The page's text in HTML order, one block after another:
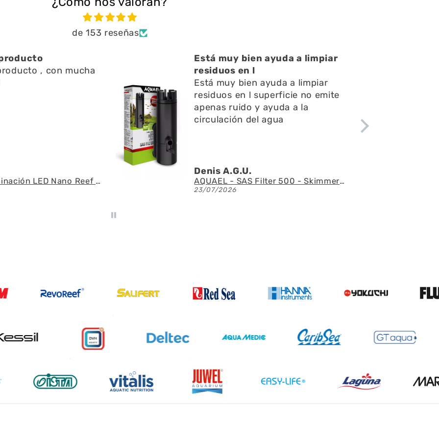
de 153 reseñas
ayuda a limpiar
l
ayuda a limpiar
AQUAEL - SAS Filter 500 - Skimmer de superficie
Una atención muy buena
Una atención muy buena,amables
y respondieron rápido todas mis
preguntas y consultas,el envío
fue rápido y el acuario se ve
espectacular
Ángel l.Z.p.
Acuario con mueble AQUAEL GLOSSY 150 BLACK de 405 litros
21/07/2026